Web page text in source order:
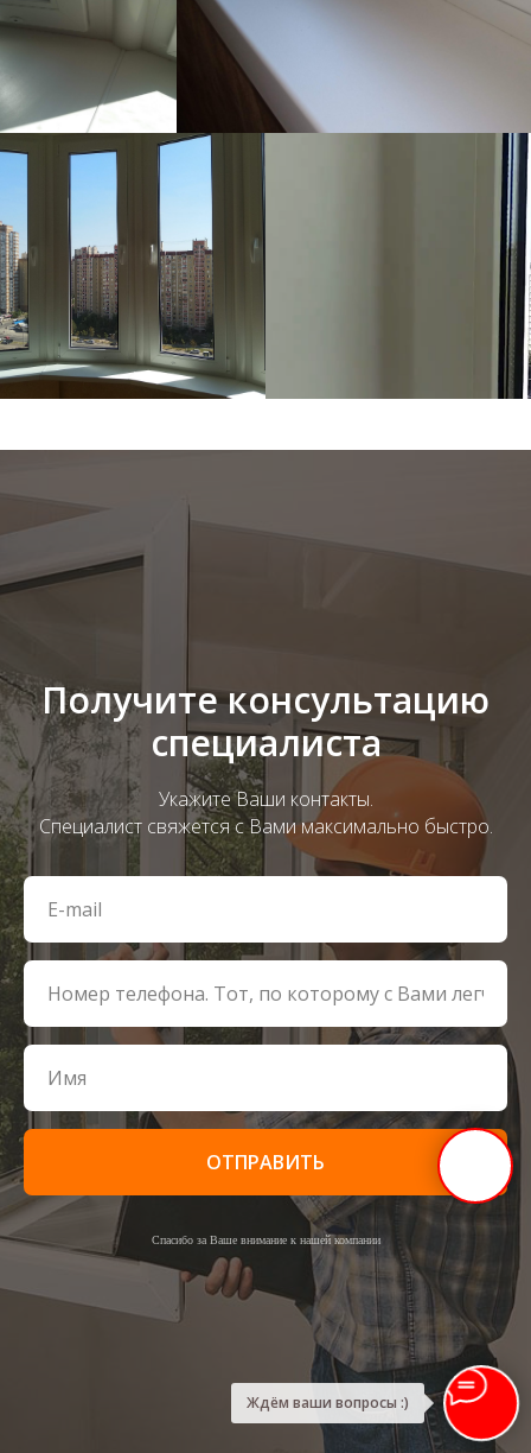
Получите консультацию
специалиста
Укажите Ваши контакты.
Специалист свяжется с Вами максимально быстро.
ОТПРАВИТЬ
Спасибо за Ваше внимание к нашей компании
Ждём ваши вопросы :)